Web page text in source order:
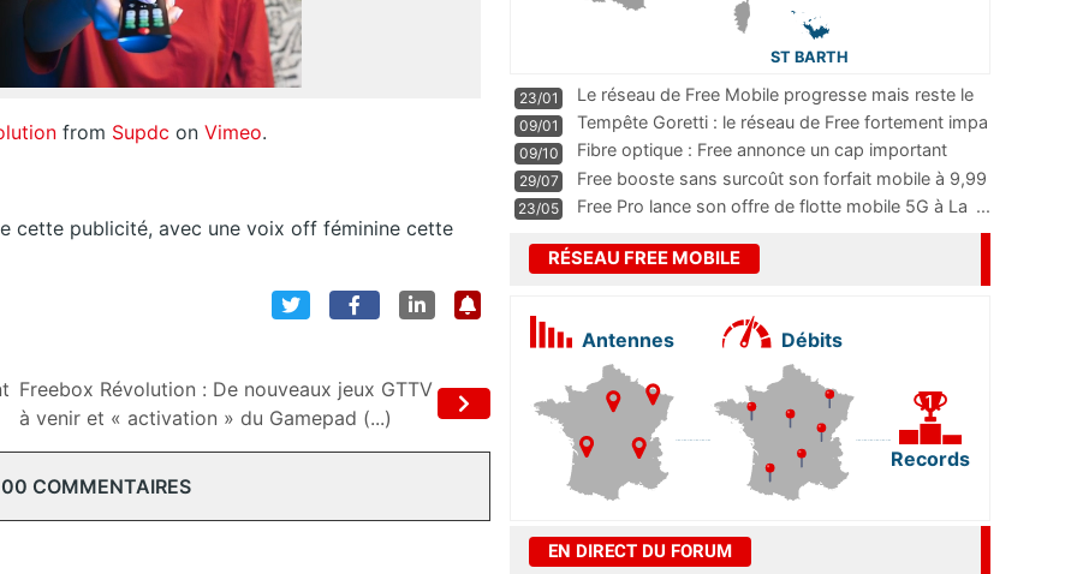
from Supdc on Vimeo.
cette publicité, avec une voix off féminine cette
Freebox Révolution : De nouveaux jeux GTTV
à venir et « activation » du Gamepad (...)
COMMENTAIRES
ST BARTH
23/01
Le réseau de Free Mobile progresse mais reste le
m
...
09/01
Tempête Goretti : le réseau de Free fortement impa
09/10
Fibre optique : Free annonce un cap important
pass
...
29/07
Free booste sans surcoût son forfait mobile à 9,99
23/05 Free Pro lance son offre de flotte mobile 5G à La ...
RÉSEAU FREE MOBILE
Antennes Débits
Records
EN DIRECT DU FORUM